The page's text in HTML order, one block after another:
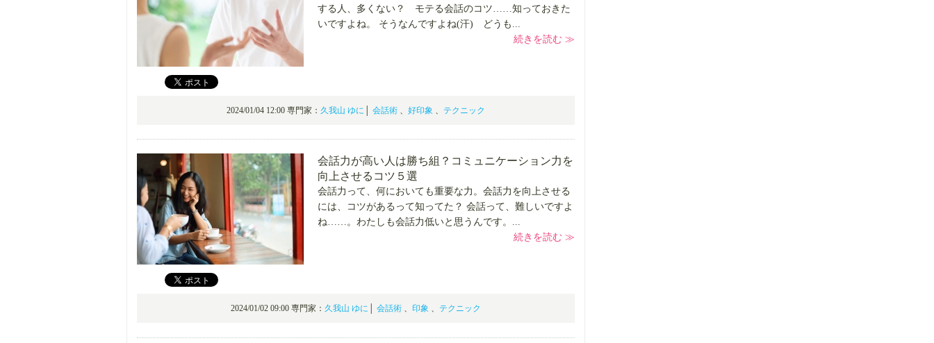
する人、多くない？ モテる会話のコツ……知っておきた
いですよね。 そうなんですよね(汗) どうも...
続きを読む ≫
2024/01/04 12:00 専門家： 久我山 ゆに 会話術 、 好印象 、 テクニック
会話力が高い人は勝ち組？コミュニケーション力を
向上させるコツ５選
会話力って、何においても重要な力。会話力を向上させる
には、コツがあるって知ってた？ 会話って、難しいですよ
ね……。わたしも会話力低いと思うんです。...
続きを読む ≫
2024/01/02 09:00 専門家： 久我山 ゆに 会話術 、 印象 、 テクニック